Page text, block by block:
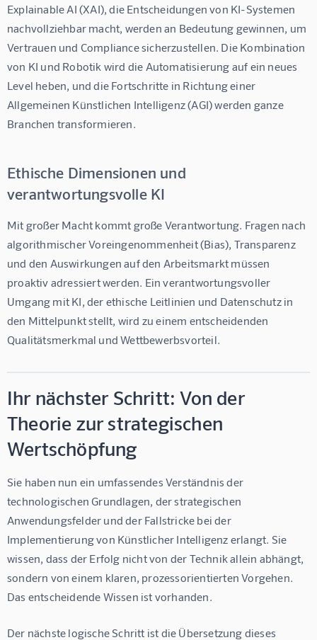
Explainable AI (XAI), die Entscheidungen von KI-Systemen
nachvollziehbar macht, werden an Bedeutung gewinnen, um
Vertrauen und Compliance sicherzustellen. Die Kombination
von KI und Robotik wird die Automatisierung auf ein neues
Level heben, und die Fortschritte in Richtung einer
Allgemeinen Künstlichen Intelligenz (AGI) werden ganze
Branchen transformieren.
Ethische Dimensionen und
verantwortungsvolle KI
Mit großer Macht kommt große Verantwortung. Fragen nach
algorithmischer Voreingenommenheit (Bias), Transparenz
und den Auswirkungen auf den Arbeitsmarkt müssen
proaktiv adressiert werden. Ein verantwortungsvoller
Umgang mit KI, der ethische Leitlinien und Datenschutz in
den Mittelpunkt stellt, wird zu einem entscheidenden
Qualitätsmerkmal und Wettbewerbsvorteil.
Ihr nächster Schritt: Von der
Theorie zur strategischen
Wertschöpfung
Sie haben nun ein umfassendes Verständnis der
technologischen Grundlagen, der strategischen
Anwendungsfelder und der Fallstricke bei der
Implementierung von Künstlicher Intelligenz erlangt. Sie
wissen, dass der Erfolg nicht von der Technik allein abhängt,
sondern von einem klaren, prozessorientierten Vorgehen.
Das entscheidende Wissen ist vorhanden.
Der nächste logische Schritt ist die Übersetzung dieses